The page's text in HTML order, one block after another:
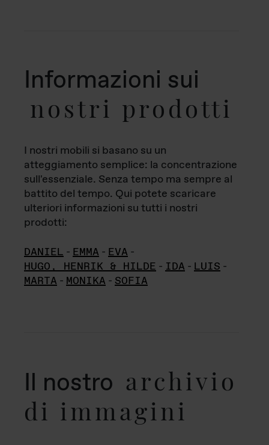
Informazioni sui
nostri prodotti
I nostri mobili si basano su un
atteggiamento semplice: la concentrazione
sull'essenziale. Senza tempo ma sempre al
battito del tempo. Qui potete scaricare
ulteriori informazioni su tutti i nostri
prodotti:
DANIEL - EMMA - EVA -
HUGO, HENRIK & HILDE - IDA - LUIS -
MARTA - MONIKA - SOFIA
Il nostro archivio
di immagini